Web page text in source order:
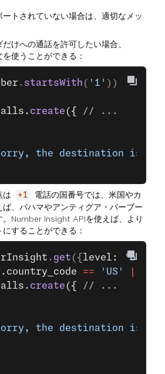
トされていない場合は、適切なメッ
けへの通話を許可したい場合、
使うことができる：
. startsWith ( '1' ))
create ({
// ...
the destination is not
は +1
電話の国番号では、米国やカ
、バハマやアンティグア・バーブー
。Number Insight APIを使えば、より
することができる：
. get ({ level:
'basic'
== 'US'
create ({
// ...
the destination is